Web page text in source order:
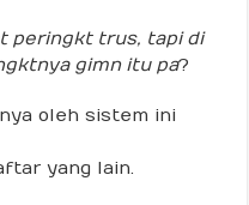
peringkt trus, tapi di
gimn itu pa?
oleh sistem ini
yang lain.